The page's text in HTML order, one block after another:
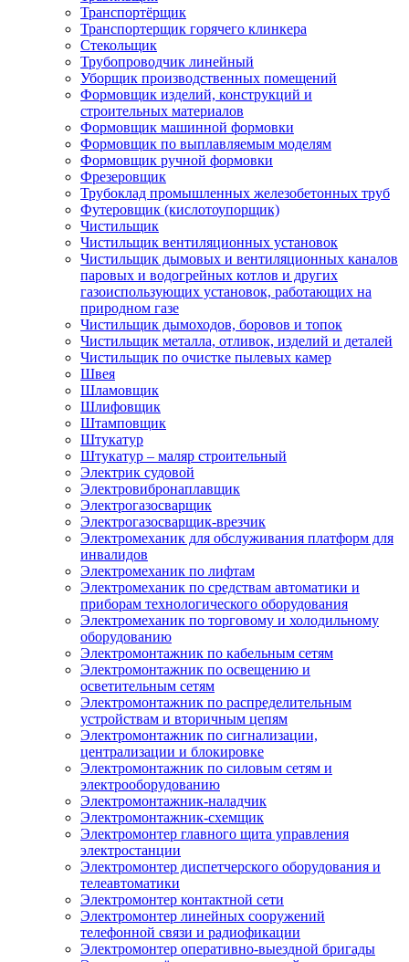
Транспортёрщик
Транспортерщик горячего клинкера
Стекольщик
Трубопроводчик линейный
Уборщик производственных помещений
Формовщик изделий, конструкций и
строительных материалов
Формовщик машинной формовки
Формовщик по выплавляемым моделям
Формовщик ручной формовки
Фрезеровщик
Трубоклад промышленных железобетонных труб
Футеровщик (кислотоупорщик)
Чистильщик
Чистильщик вентиляционных установок
Чистильщик дымовых и вентиляционных каналов
паровых и водогрейных котлов и других
газоиспользующих установок, работающих на
природном газе
Чистильщик дымоходов, боровов и топок
Чистильщик металла, отливок, изделий и деталей
Чистильщик по очистке пылевых камер
Швея
Шламовщик
Шлифовщик
Штамповщик
Штукатур
Штукатур – маляр строительный
Электрик судовой
Электровибронаплавщик
Электрогазосварщик
Электрогазосварщик-врезчик
Электромеханик для обслуживания платформ для
инвалидов
Электромеханик по лифтам
Электромеханик по средствам автоматики и
приборам технологического оборудования
Электромеханик по торговому и холодильному
оборудованию
Электромонтажник по кабельным сетям
Электромонтажник по освещению и
осветительным сетям
Электромонтажник по распределительным
устройствам и вторичным цепям
Электромонтажник по сигнализации,
централизации и блокировке
Электромонтажник по силовым сетям и
электрооборудованию
Электромонтажник-наладчик
Электромонтажник-схемщик
Электромонтер главного щита управления
электростанции
Электромонтер диспетчерского оборудования и
телеавтоматики
Электромонтер контактной сети
Электромонтер линейных сооружений
телефонной связи и радиофикации
Электромонтер оперативно-выездной бригады